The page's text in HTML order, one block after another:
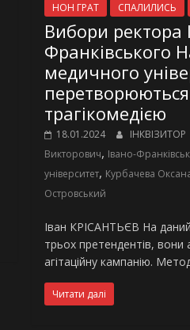
НОН ГРАТ СПАЛИЛИСЬ
Вибори ректора
Франківського
медичного
трагікомедією
18.01.2024 ІНКВІЗИТОР
Викторович, Івано-
університет, Курбачева
Островський
Іван КРІСАНТЬЄВ На
трьох претендентів,
агітаційну кампанію.
Читати далі